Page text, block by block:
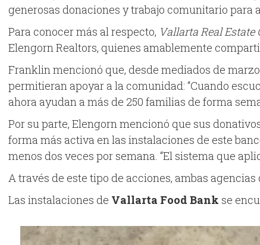
generosas donaciones y trabajo comunitario para
Para conocer más al respecto, Vallarta Real Estate
Elengorn Realtors, quienes amablemente
Franklin mencionó que, desde mediados de
permitieran apoyar a la comunidad: “Cuando
ahora ayudan a más de 250 familias de forma
Por su parte, Elengorn mencionó que sus
forma más activa en las instalaciones de este
menos dos veces por semana. “El sistema que
A través de este tipo de acciones, ambas
Las instalaciones de Vallarta Food Bank se